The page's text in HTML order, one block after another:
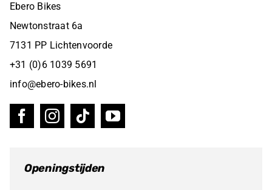
Ebero Bikes
Newtonstraat 6a
7131 PP Lichtenvoorde
+31 (0)6 1039 5691
info@ebero-bikes.nl
Openingstijden